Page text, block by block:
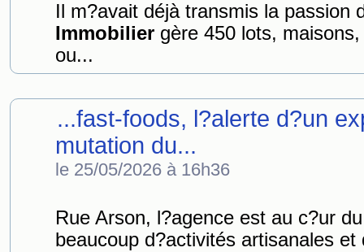
Il m?avait déjà transmis la passion
Immobilier gère 450 lots,
ou...
...fast-foods, l?alerte d?un
mutation du...
le 25/05/2026 à 16h36
Rue Arson, l?agence est au c?ur
beaucoup d?activités artisanales